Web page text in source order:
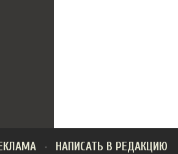
НАПИСАТЬ В РЕДАКЦИЮ